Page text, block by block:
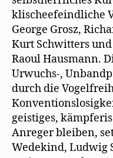
klischeefeindliche
George Grosz,
Kurt Schwitters
Raoul Hausmann.
Urwuchs-,
durch die
geistiges,
Anreger bleiben,
Wedekind, Ludwig